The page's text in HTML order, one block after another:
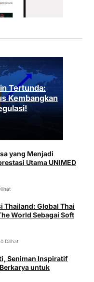
Tertunda:
Kembangkan
yang Menjadi
Utama UNIMED
Thailand: Global Thai
World Sebagai Soft
Dilihat
Seniman Inspiratif
untuk